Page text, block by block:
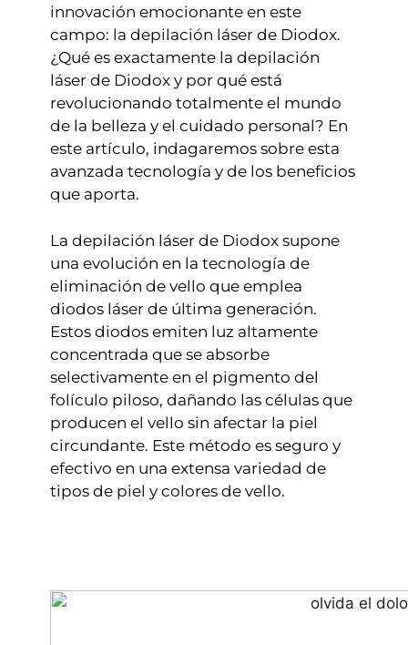
innovación emocionante en este
campo: la depilación láser de Diodox.
¿Qué es exactamente la depilación
láser de Diodox y por qué está
revolucionando totalmente el mundo
de la belleza y el cuidado personal? En
este artículo, indagaremos sobre esta
avanzada tecnología y de los beneficios
que aporta.
La depilación láser de Diodox supone
una evolución en la tecnología de
eliminación de vello que emplea
diodos láser de última generación.
Estos diodos emiten luz altamente
concentrada que se absorbe
selectivamente en el pigmento del
folículo piloso, dañando las células que
producen el vello sin afectar la piel
circundante. Este método es seguro y
efectivo en una extensa variedad de
tipos de piel y colores de vello.